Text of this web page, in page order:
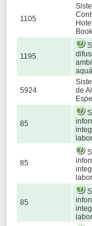
1105
Book
1195
5924
de
85
85
85